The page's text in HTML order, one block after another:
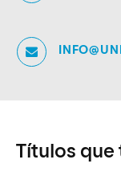
Títulos que